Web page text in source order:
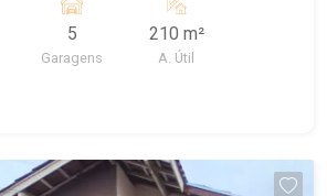
mais conforto para
de energia solar, garantindo
Agende uma
5
Garagens
210 m²
A. Útil